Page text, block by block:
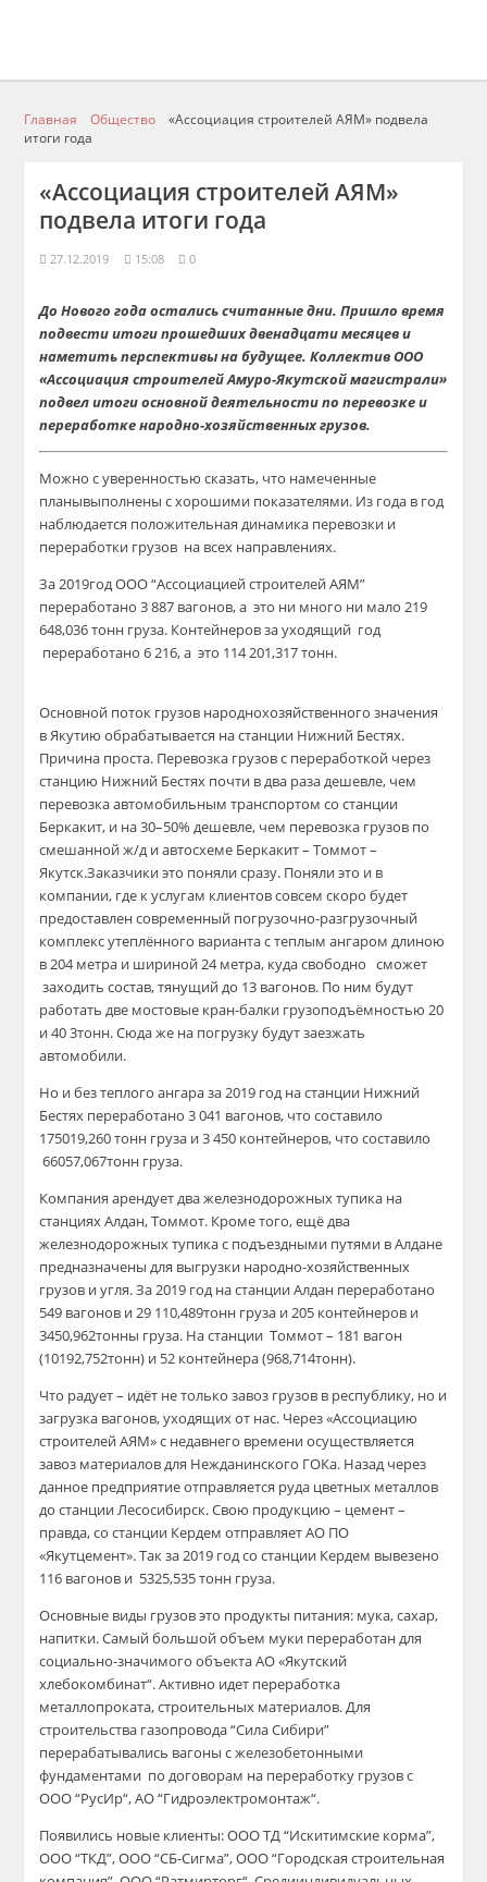
Главная Общество
«Ассоциация строителей АЯМ» подвела
итоги года
«Ассоциация строителей АЯМ»
подвела итоги года
27.12.2019 15:08 0
До Нового года остались считанные дни. Пришло время
подвести итоги прошедших двенадцати месяцев и
наметить перспективы на будущее.КоллективООО
«Ассоциация строителейАмуро-Якутской магистрали»
подвел итоги основной деятельности по перевозке и
переработке народно-хозяйственных грузов.
Можно с уверенностью сказать, что намеченные
планывыполнены с хорошими показателями. Из года в год
наблюдается положительная динамика перевозки и
переработки грузов на всех направлениях.
За 2019год ООО “АссоциациейстроителейАЯМ”
переработано3 887 вагонов, а это ни много ни мало219
648,036тонн груза. Контейнеров за уходящий год
переработано6 216, а это 114 201,317 тонн.
Основной поток грузов народнохозяйственного значения
в Якутию обрабатывается на станции Нижний Бестях.
Причина проста. Перевозка грузов с переработкой через
станцию Нижний Бестях почти в два раза дешевле, чем
перевозка автомобильным транспортом со станции
Беркакит, и на 30–50% дешевле, чем перевозка грузов по
смешанной ж/д иавтосхеме Беркакит – Томмот –
Якутск.Заказчики это поняли сразу. Поняли это и в
компании, где к услугам клиентов совсем скоро будет
предоставлен современный погрузочно-разгрузочный
комплекс утеплённого варианта с теплым ангаром длиною
в 204 метра и шириной 24 метра, куда свободно сможет
заходить состав, тянущий до 13 вагонов. По ним будут
работать две мостовые кран-балки грузоподъёмностью 20
и 403тонн. Сюда же на погрузку будут заезжать
автомобили.
Но и без теплого ангара за2019 год на станции Нижний
Бестях переработано 3041 вагонов, что составило
175019,260тонн груза и3450 контейнеров, что составило
66057,067тонн груза.
Компания арендуетдважелезнодорожных тупика на
станциях Алдан, Томмот. Кроме того, ещё два
железнодорожных тупика с подъездными путями в Алдане
предназначены для выгрузки народно-хозяйственных
грузов и угля.За 2019 год на станцииАлдан переработано
549 вагонов и29 110,489тонн груза и205 контейнеров и
3450,962тонны груза. На станцииТоммот– 181 вагон
(10192,752тонн) и 52 контейнера(968,714тонн).
Что радует– идёт не только завоз грузов в республику, но и
загрузка вагонов, уходящих от нас. Через «Ассоциацию
строителей АЯМ» с недавнего времени осуществляется
завоз материалов для Нежданинского ГОКа. Назад через
данное предприятие отправляется руда цветных металлов
до станцииЛесосибирск. Свою продукцию – цемент –
правда, со станции Кердем отправляет АО ПО
«Якутцемент». Так за 2019 годсо станции Кердем вывезено
116 вагонов и 5325,535 тонн груза.
Основные виды грузов это продукты питания: мука, сахар,
напитки. Самыйбольшой объем муки переработан для
социально-значимого объекта АО «Якутский
хлебокомбинат“.Активно идет переработка
металлопроката, строительных материалов. Для
строительства газопровода “Сила Сибири”
перерабатывались вагоныс железобетонными
фундаментами подоговорам на переработку грузов с
ООО “РусИр“, АО“Гидроэлектромонтаж“.
Появились новые клиенты:ООО ТД “Искитимские корма”,
ООО “ТКД”, ООО “СБ-Сигма”, ООО “Городская строительная